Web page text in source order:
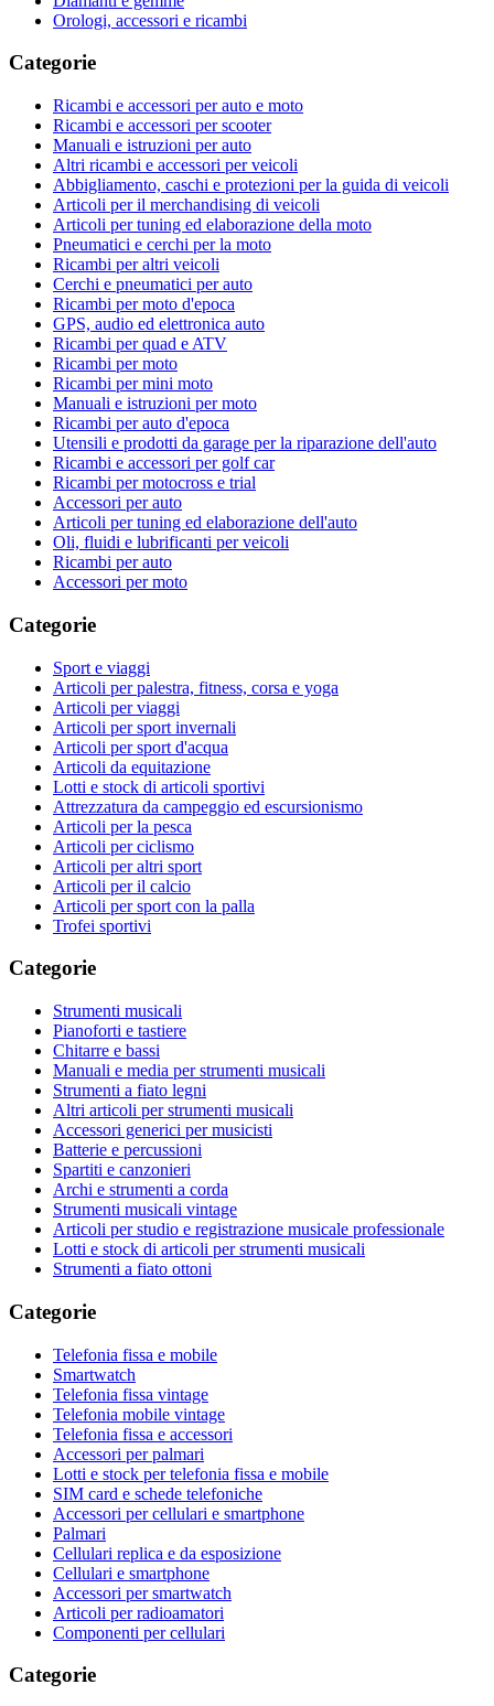
Orologi, accessori e ricambi
Categorie
Ricambi e accessori per auto e moto
Ricambi e accessori per scooter
Manuali e istruzioni per auto
Altri ricambi e accessori per veicoli
Abbigliamento, caschi e protezioni per la guida di veicoli
Articoli per il merchandising di veicoli
Articoli per tuning ed elaborazione della moto
Pneumatici e cerchi per la moto
Ricambi per altri veicoli
Cerchi e pneumatici per auto
Ricambi per moto d'epoca
GPS, audio ed elettronica auto
Ricambi per quad e ATV
Ricambi per moto
Ricambi per mini moto
Manuali e istruzioni per moto
Ricambi per auto d'epoca
Utensili e prodotti da garage per la riparazione dell'auto
Ricambi e accessori per golf car
Ricambi per motocross e trial
Accessori per auto
Articoli per tuning ed elaborazione dell'auto
Oli, fluidi e lubrificanti per veicoli
Ricambi per auto
Accessori per moto
Categorie
Sport e viaggi
Articoli per palestra, fitness, corsa e yoga
Articoli per viaggi
Articoli per sport invernali
Articoli per sport d'acqua
Articoli da equitazione
Lotti e stock di articoli sportivi
Attrezzatura da campeggio ed escursionismo
Articoli per la pesca
Articoli per ciclismo
Articoli per altri sport
Articoli per il calcio
Articoli per sport con la palla
Trofei sportivi
Categorie
Strumenti musicali
Pianoforti e tastiere
Chitarre e bassi
Manuali e media per strumenti musicali
Strumenti a fiato legni
Altri articoli per strumenti musicali
Accessori generici per musicisti
Batterie e percussioni
Spartiti e canzonieri
Archi e strumenti a corda
Strumenti musicali vintage
Articoli per studio e registrazione musicale professionale
Lotti e stock di articoli per strumenti musicali
Strumenti a fiato ottoni
Categorie
Telefonia fissa e mobile
Smartwatch
Telefonia fissa vintage
Telefonia mobile vintage
Telefonia fissa e accessori
Accessori per palmari
Lotti e stock per telefonia fissa e mobile
SIM card e schede telefoniche
Accessori per cellulari e smartphone
Palmari
Cellulari replica e da esposizione
Cellulari e smartphone
Accessori per smartwatch
Articoli per radioamatori
Componenti per cellulari
Categorie